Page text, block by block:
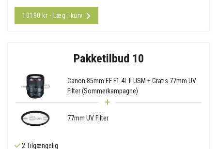
10190 kr - Læg i kurv
Pakketilbud 10
Canon 85mm EF F1.4L II USM + Gratis 77mm UV
Filter (Sommerkampagne)
77mm UV Filter
2 Tilgængelig